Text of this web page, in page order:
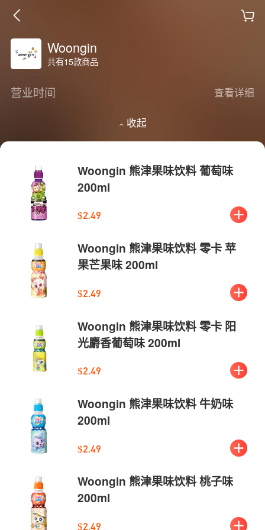
Woongin
共有15款商品
营业时间 查看详细
收起
Woongin 熊津果味饮料 葡萄味
200ml
$2.49
Woongin 熊津果味饮料 零卡 苹
果芒果味 200ml
$2.49
Woongin 熊津果味饮料 零卡 阳
光麝香葡萄味 200ml
$2.49
Woongin 熊津果味饮料 牛奶味
200ml
$2.49
Woongin 熊津果味饮料 桃子味
200ml
$2.49